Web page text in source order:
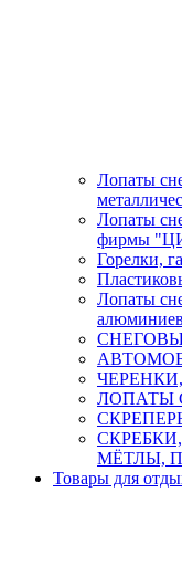
Лопаты
Лопаты
фирмы
Горелки,
Лопаты
ЛОПАТЫ
МЁТЛЫ,
Товары для